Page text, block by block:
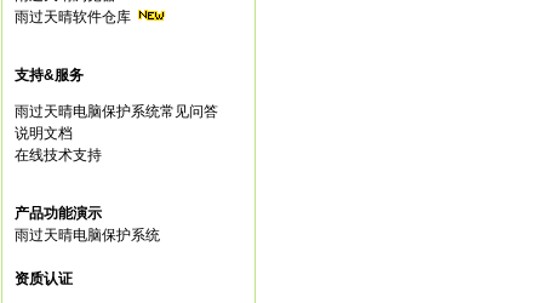
雨过天晴软件仓库
支持&服务
雨过天晴电脑保护系统常见问答
说明文档
在线技术支持
产品功能演示
雨过天晴电脑保护系统
资质认证